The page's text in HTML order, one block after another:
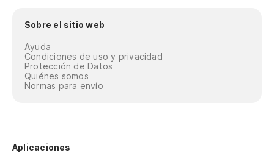
Sobre el sitio web
Ayuda
Condiciones de uso y privacidad
Protección de Datos
Quiénes somos
Normas para envío
Aplicaciones